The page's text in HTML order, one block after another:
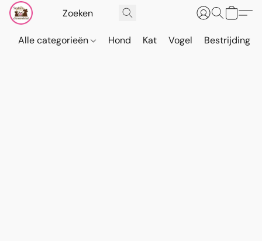
Alle categorieën Hond Kat Vogel Bestrijding